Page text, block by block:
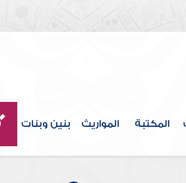
المكتبة المواريث بنين وبنات